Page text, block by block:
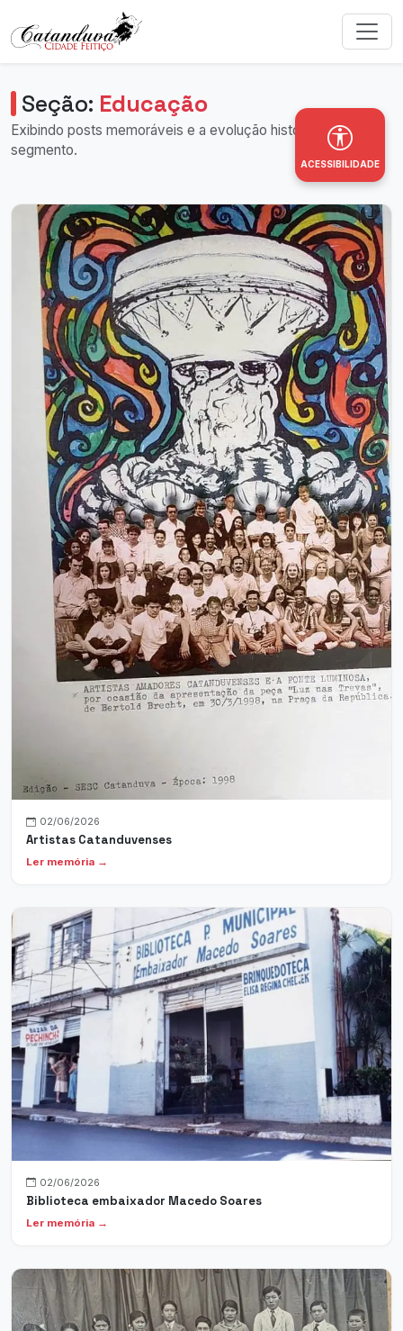
Seção: Educação
Exibindo posts memoráveis e a evolução histórica deste
segmento.
02/06/2026
Artistas Catanduvenses
Ler memória →
02/06/2026
Biblioteca embaixador Macedo Soares
Ler memória →
ACESSIBILIDADE